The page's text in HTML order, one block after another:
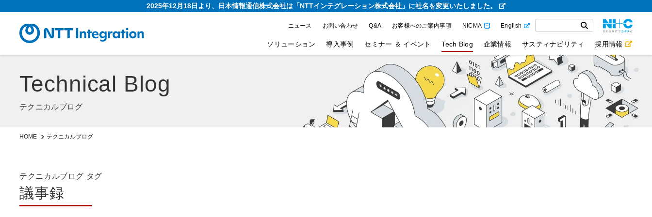
2025年12月18日より、日本情報通信株式会社は「NTTインテグレーション株式会社」に社名を変更いたしました。
ニュース お問い合わせ Q&A お客様へのご案内事項 NICMA English
ソリューション 導入事例 セミナー ＆ イベント Tech Blog 企業情報 サスティナビリティ 採用情報
Technical Blog
テクニカルブログ
HOME テクニカルブログ
テクニカルブログ タグ
議事録